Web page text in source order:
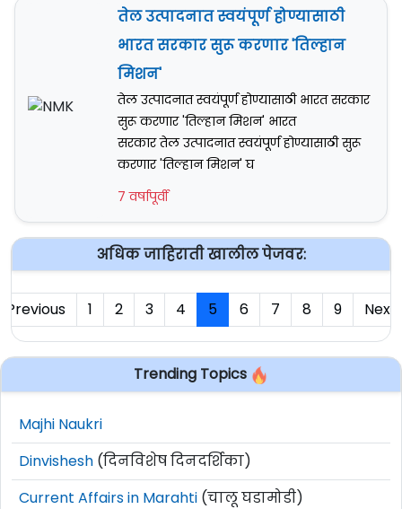
तेल उत्पादनात स्वयंपूर्ण होण्यासाठी
भारत सरकार सुरू करणार 'तिल्हान
मिशन'
तेल उत्पादनात स्वयंपूर्ण होण्यासाठी भारत सरकार
सुरू करणार 'तिल्हान मिशन' भारत
सरकार तेल उत्पादनात स्वयंपूर्ण होण्यासाठी सुरू
करणार 'तिल्हान मिशन' घ
7 वर्षापूर्वी
अधिक जाहिराती खालील पेजवर:
Previous 1 2 3 4 5 6 7 8 9 Next
Trending Topics
Majhi Naukri
Dinvishesh (दिनविशेष दिनदर्शिका)
Current Affairs in Marahti (चालू घडामोडी)